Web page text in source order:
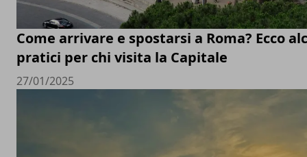
Come arrivare e spostarsi a Roma? Ecco
pratici per chi visita la Capitale
27/01/2025